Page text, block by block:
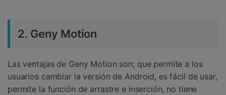
2. Geny Motion
Las ventajas de Geny Motion son; que permite a los
usuarios cambiar la versión de Android, es fácil de usar,
permite la función de arrastre e inserción, no tiene